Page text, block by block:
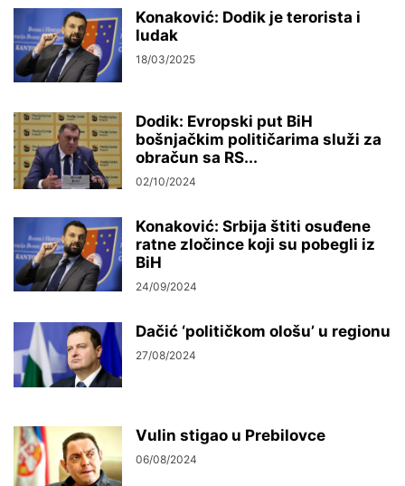
Konaković: Dodik je terorista i
ludak
18/03/2025
Dodik: Evropski put BiH
bošnjačkim političarima služi za
obračun sa RS...
02/10/2024
Konaković: Srbija štiti osuđene
ratne zločince koji su pobegli iz
BiH
24/09/2024
Dačić ‘političkom ološu’ u regionu
27/08/2024
Vulin stigao u Prebilovce
06/08/2024